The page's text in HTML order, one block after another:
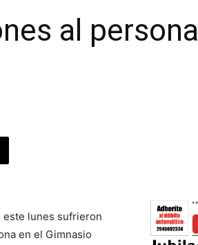
al
este lunes sufrieron
en el Gimnasio